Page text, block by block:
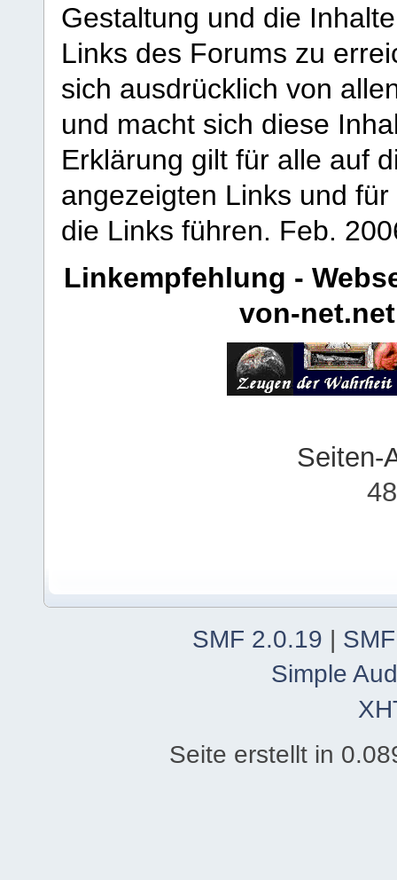
Gestaltung und die
Links des Forums zu
sich ausdrücklich von
und macht sich diese
Erklärung gilt für alle auf
angezeigten Links und
die Links führen. Feb.
Linkempfehlung -
von-net.net
Seiten-
SMF 2.0.19
Simple
Seite erstellt in